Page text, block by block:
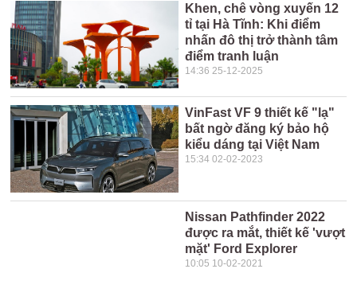
Khen, chê vòng xuyến 12
tỉ tại Hà Tĩnh: Khi điểm
nhấn đô thị trở thành tâm
điểm tranh luận
14:36 25-12-2025
VinFast VF 9 thiết kế "lạ"
bất ngờ đăng ký bảo hộ
kiểu dáng tại Việt Nam
15:34 02-02-2023
Nissan Pathfinder 2022
được ra mắt, thiết kế 'vượt
mặt' Ford Explorer
10:05 10-02-2021